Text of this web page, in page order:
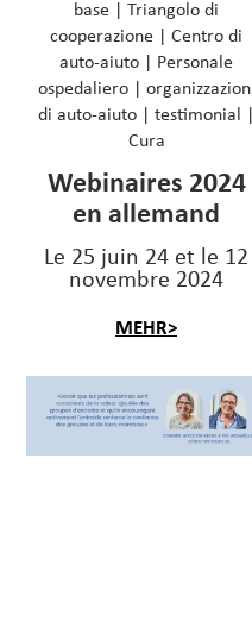
base | Triangolo di
cooperazione | Centro di
auto-aiuto | Personale
ospedaliero|
di auto-aiuto | testimonial |
Cura
Webinaires 2024
en allemand
Le 25 juin 24 et le 12
novembre 2024
MEHR>